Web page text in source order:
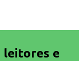
leitores e